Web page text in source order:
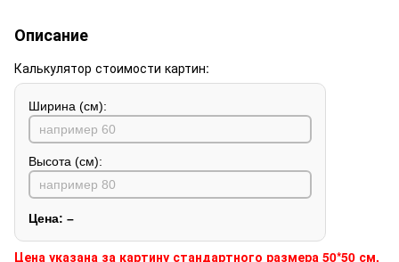
Описание
Калькулятор стоимости картин:
Ширина (см):
Высота (см):
Цена: –
Цена указана за картину стандартного размера 50*50 см.